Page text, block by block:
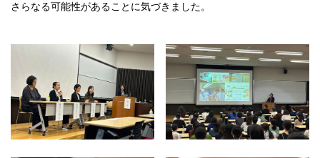
さらなる可能性があることに気づきました。